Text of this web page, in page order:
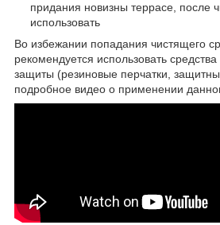
придания новизны террасе, после
использовать
Во избежании попадания чистящего
рекомендуется использовать
защиты (резиновые перчатки,
подробное видео о применении